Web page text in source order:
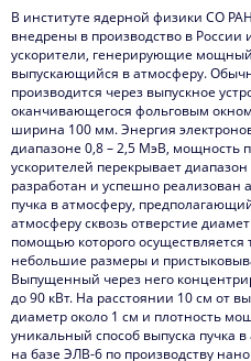
Типовые работы и услуги
Методики измерений
Перечень оборудования
План работы установки
Выполненные работы и
Контакты
В институте ядерной физики СО
внедрены в производство в
ускорители, генерирующие
выпускающийся в атмосферу.
производится через выпускное
оканчивающегося фольговым
ширина 100 мм. Энергия
диапазоне 0,8 – 2,5 МэВ, мощность
ускорителей перекрывает
разработан и успешно реализован
пучка в атмосферу,
атмосферу сквозь отверстие
помощью которого осуществляется
небольшие размеры и
Выпущенный через него
до 90 кВт. На расстоянии 10 см от
диаметр около 1 см и плотность
уникальный способ выпуска пучка
на базе ЭЛВ-6 по производству